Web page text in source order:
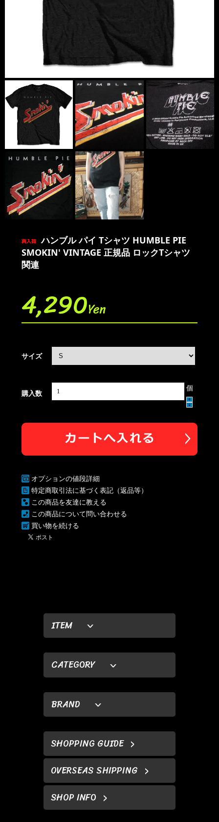
ITEM
CATEGORY
BRAND
SHOPPING GUIDE
OVERSEAS SHIPPING
SHOP INFO
ハンブル パイ Tシャツ HUMBLE PIE
SMOKIN' VINTAGE 正規品 ロックTシャツ
関連
4,290Yen
サイズ
購入数
個
オプションの値段詳細
特定商取引法に基づく表記（返品等）
この商品を友達に教える
この商品について問い合わせる
買い物を続ける